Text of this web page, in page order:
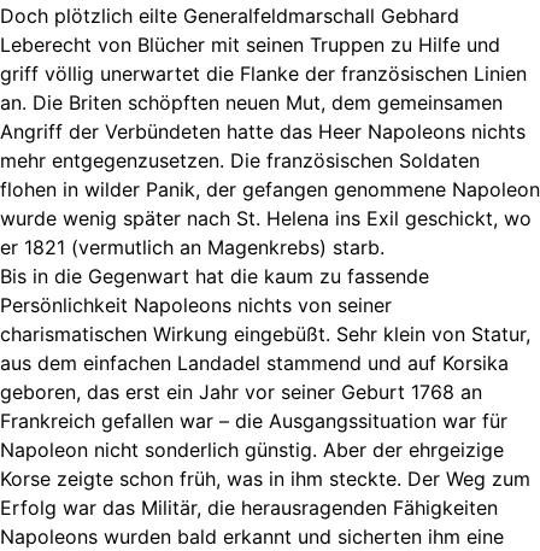
Doch plötzlich eilte Generalfeldmarschall Gebhard
Leberecht von Blücher mit seinen Truppen zu Hilfe und
griff völlig unerwartet die Flanke der französischen Linien
an. Die Briten schöpften neuen Mut, dem gemeinsamen
Angriff der Verbündeten hatte das Heer Napoleons nichts
mehr entgegenzusetzen. Die französischen Soldaten
flohen in wilder Panik, der gefangen genommene Napoleon
wurde wenig später nach St. Helena ins Exil geschickt, wo
er 1821 (vermutlich an Magenkrebs) starb.
Bis in die Gegenwart hat die kaum zu fassende
Persönlichkeit Napoleons nichts von seiner
charismatischen Wirkung eingebüßt. Sehr klein von Statur,
aus dem einfachen Landadel stammend und auf Korsika
geboren, das erst ein Jahr vor seiner Geburt 1768 an
Frankreich gefallen war – die Ausgangssituation war für
Napoleon nicht sonderlich günstig. Aber der ehrgeizige
Korse zeigte schon früh, was in ihm steckte. Der Weg zum
Erfolg war das Militär, die herausragenden Fähigkeiten
Napoleons wurden bald erkannt und sicherten ihm eine